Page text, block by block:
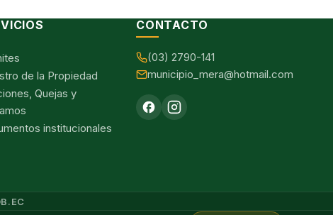
de la Propiedad
Quejas y
institucionales
CONTACTO
(03) 2790-141
municipio_mera@hotmail.com